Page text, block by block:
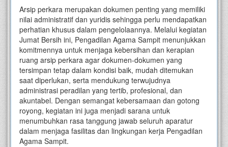
Arsip perkara merupakan dokumen penting yang memiliki
nilai administratif dan yuridis sehingga perlu mendapatkan
perhatian khusus dalam pengelolaannya. Melalui kegiatan
Jumat Bersih ini, Pengadilan Agama Sampit menunjukkan
komitmennya untuk menjaga kebersihan dan kerapian
ruang arsip perkara agar dokumen-dokumen yang
tersimpan tetap dalam kondisi baik, mudah ditemukan
saat diperlukan, serta mendukung terwujudnya
administrasi peradilan yang tertib, profesional, dan
akuntabel. Dengan semangat kebersamaan dan gotong
royong, kegiatan ini juga menjadi sarana untuk
menumbuhkan rasa tanggung jawab seluruh aparatur
dalam menjaga fasilitas dan lingkungan kerja Pengadilan
Agama Sampit.